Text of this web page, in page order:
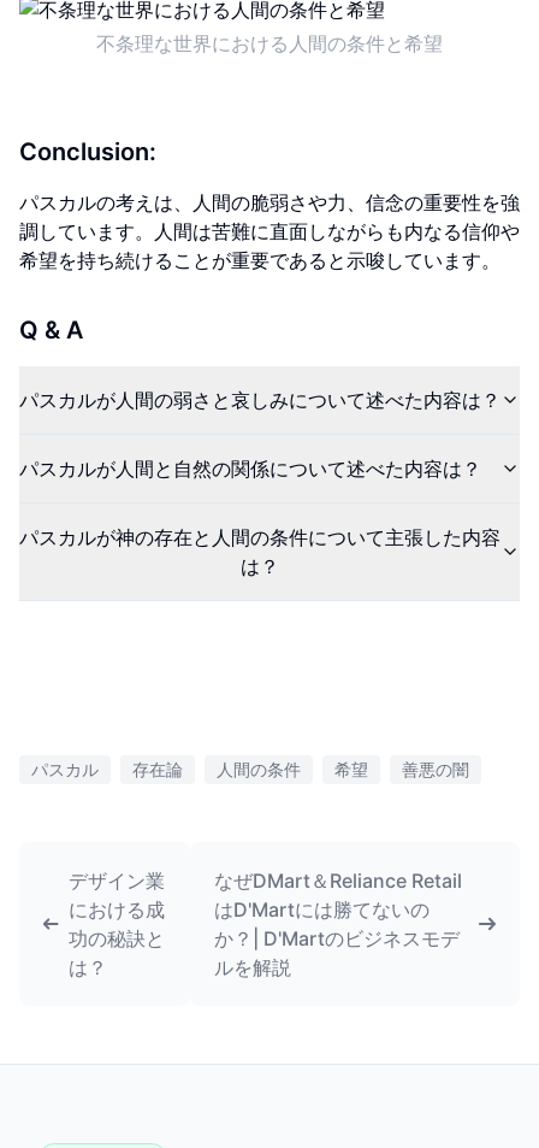
不条理な世界における人間の条件と希望
Conclusion:
パスカルの考えは、人間の脆弱さや力、信念の重要性を強
調しています。人間は苦難に直面しながらも内なる信仰や
希望を持ち続けることが重要であると示唆しています。
Q & A
パスカルが人間の弱さと哀しみについて述べた内容は？
パスカルが人間と自然の関係について述べた内容は？
パスカルが神の存在と人間の条件について主張した内容
は？
パスカル 存在論 人間の条件 希望 善悪の闇
デザイン業
における成
功の秘訣と
は？
なぜDMart＆Reliance Retail
はD'Martには勝てないの
か？| D'Martのビジネスモデ
ルを解説